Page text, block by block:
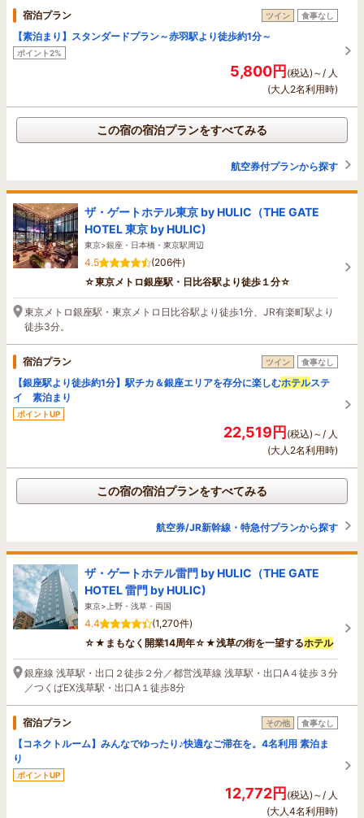
宿泊プラン ツイン 食事なし
【素泊まり】スタンダードプラン～赤羽駅より徒歩約1分～
ポイント2%
5,800円(税込)～/ 人
(大人2名利用時)
この宿の宿泊プランをすべてみる
航空券付プランから探す
ザ・ゲートホテル東京 by HULIC（THE GATE
HOTEL 東京 by HULIC)
東京>銀座・日本橋・東京駅周辺
4.5
(206件)
☆東京メトロ銀座駅・日比谷駅より徒歩１分☆
東京メトロ銀座駅・東京メトロ日比谷駅より徒歩1分、JR有楽町駅より
徒歩3分。
宿泊プラン ツイン 食事なし
【銀座駅より徒歩約1分】駅チカ＆銀座エリアを存分に楽しむホテルステ
イ 素泊まり
ポイントUP
22,519円(税込)～/ 人
(大人2名利用時)
この宿の宿泊プランをすべてみる
航空券/JR新幹線・特急付プランから探す
ザ・ゲートホテル雷門 by HULIC（THE GATE
HOTEL 雷門 by HULIC)
東京>上野・浅草・両国
4.4
(1,270件)
☆★まもなく開業14周年☆★浅草の街を一望するホテル
銀座線 浅草駅・出口２徒歩２分／都営浅草線 浅草駅・出口A４徒歩３分
／つくばEX浅草駅・出口A１徒歩8分
宿泊プラン その他 食事なし
【コネクトルーム】みんなでゆったり♪快適なご滞在を。4名利用 素泊ま
り
ポイントUP
12,772円(税込)～/ 人
(大人4名利用時)